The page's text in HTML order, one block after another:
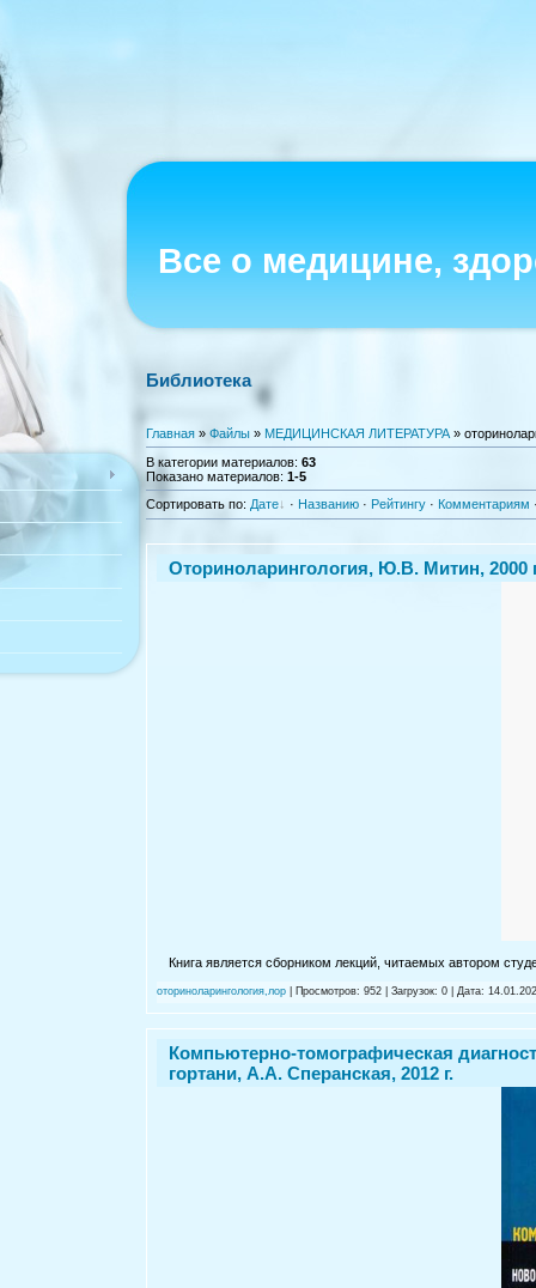
Все о медицине,
Библиотека
Главная » Файлы » МЕДИЦИНСКАЯ ЛИТЕРАТУРА »
В категории материалов: 63
Показано материалов: 1-5
Сортировать по: Дате · Названию · Рейтингу · Комментариям ·
Оториноларингология, Ю.В. Митин, 2000
Книга является сборником лекций, читаемых автором
оториноларингология,лор | Просмотров: 952 | Загрузок: 0 | Дата:
Компьютерно-томографическая
гортани, А.А. Сперанская, 2012 г.